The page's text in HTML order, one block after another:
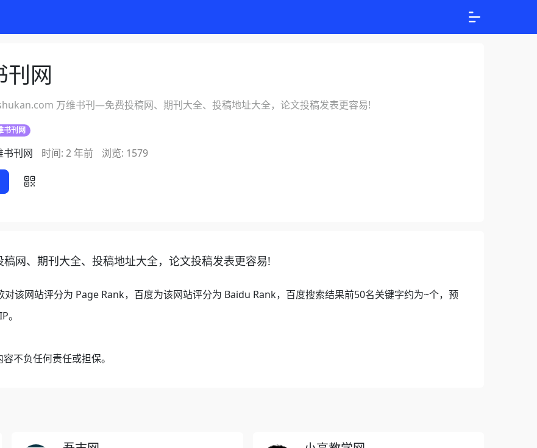
刊网
万维书刊—免费投稿网、期刊大全、投稿地址大全，论文投稿发表更容易!
书刊网
书刊网 时间: 2 年前 浏览: 1579
网、期刊大全、投稿地址大全，论文投稿发表更容易!
对该网站评分为 Page Rank，百度为该网站评分为 Baidu Rank，百度搜索结果前50名关键字约为~个，预
。
不负任何责任或担保。